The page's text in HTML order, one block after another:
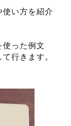
使い方を紹介
使った例文
行きます。